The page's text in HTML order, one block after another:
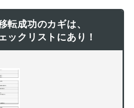
転成功のカギは、
ックリストにあり！